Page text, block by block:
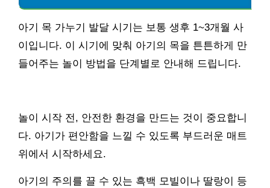
아기 목 가누기 발달 시기는 보통 생후 1~3개월 사
이입니다. 이 시기에 맞춰 아기의 목을 튼튼하게 만
들어주는 놀이 방법을 단계별로 안내해 드립니다.
놀이 시작 전, 안전한 환경을 만드는 것이 중요합니
다. 아기가 편안함을 느낄 수 있도록 부드러운 매트
위에서 시작하세요.
아기의 주의를 끌 수 있는 흑백 모빌이나 딸랑이 등